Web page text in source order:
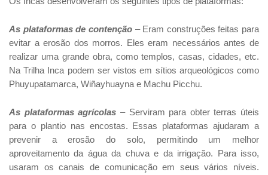
As plataformas de contenção– Eram construções feitas para
evitar a erosão dos morros. Eles eram necessários antes de
realizar uma grande obra, como templos, casas, cidades, etc.
Na Trilha Inca podem ser vistos em sítios arqueológicos como
Phuyupatamarca, Wiñayhuayna e Machu Picchu.
As plataformas agrícolas – Serviram para obter terras úteis
para o plantio nas encostas. Essas plataformas ajudaram a
prevenir a erosão do solo, permitindo um melhor
aproveitamento da água da chuva e da irrigação. Para isso,
usaram os canais de comunicação em seus vários níveis.